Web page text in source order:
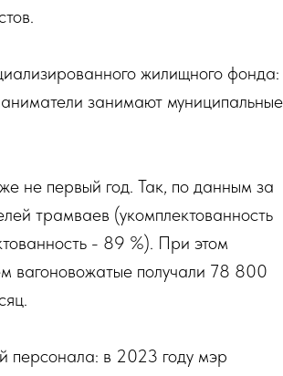
жилищного фонда:
занимают муниципальные
не первый год. Так, по данным за
трамваев (укомплектованность
- 89 %). При этом
вагоновожатые получали 78 800
персонала: в 2023 году мэр